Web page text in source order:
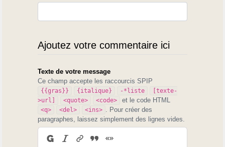
Ajoutez votre commentaire ici
Texte de votre message
Ce champ accepte les raccourcis SPIP
{{gras}} {italique} -*liste
[texte-
>url]
<quote> <code> et le code HTML
<q> <del> <ins>
. Pour créer des
paragraphes, laissez simplement des lignes vides.